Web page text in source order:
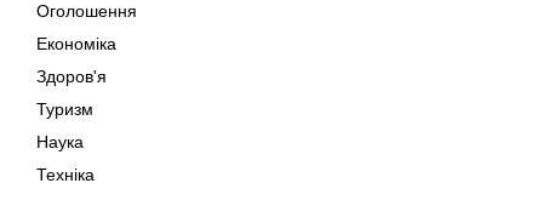
Оголошення
Економіка
Здоров'я
Туризм
Наука
Техніка